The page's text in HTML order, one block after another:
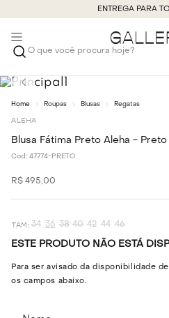
ENTREGA PARA
O que você procura hoje?
Roupas Blusas Regatas
ALEHA
Blusa Fátima Preto Aleha - Preto
Cod: 47774-PRETO
R$ 495,00
34 36 38 40 42 44 46
ESTE PRODUTO NÃO ESTÁ
Para ser avisado da disponibilidade
os campos abaixo.